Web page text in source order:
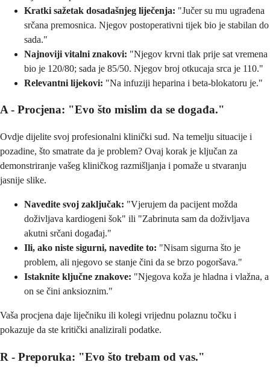
Kratki sažetak dosadašnjeg liječenja: "Jučer su mu ugrađena
srčana premosnica. Njegov postoperativni tijek bio je stabilan do
sada."
Najnoviji vitalni znakovi: "Njegov krvni tlak prije sat vremena
bio je 120/80; sada je 85/50. Njegov broj otkucaja srca je 110."
Relevantni lijekovi: "Na infuziji heparina i beta-blokatoru je."
A - Procjena: "Evo što mislim da se događa."
Ovdje dijelite svoj profesionalni klinički sud. Na temelju situacije i
pozadine, što smatrate da je problem? Ovaj korak je ključan za
demonstriranje vašeg kliničkog razmišljanja i pomaže u stvaranju
jasnije slike.
Navedite svoj zaključak: "Vjerujem da pacijent možda
doživljava kardiogeni šok" ili "Zabrinuta sam da doživljava
akutni srčani događaj."
Ili, ako niste sigurni, navedite to: "Nisam sigurna što je
problem, ali njegovo se stanje čini da se brzo pogoršava."
Istaknite ključne znakove: "Njegova koža je hladna i vlažna, a
on se čini anksioznim."
Vaša procjena daje liječniku ili kolegi vrijednu polaznu točku i
pokazuje da ste kritički analizirali podatke.
R - Preporuka: "Evo što trebam od vas."